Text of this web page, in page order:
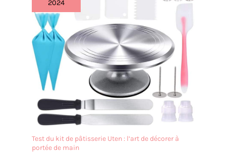
2024
Test du kit de pâtisserie Uten : l’art de décorer à
portée de main